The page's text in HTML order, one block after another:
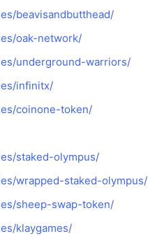
beavisandbutthead/
oak-network/
underground-warriors/
infinitx/
coinone-token/
staked-olympus/
wrapped-staked-olympus/
sheep-swap-token/
klaygames/